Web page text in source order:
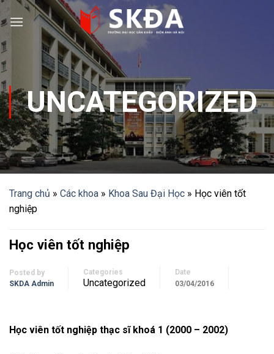
Skip
to
content
UNCATEGORIZED
Trang chủ » Các khoa » Khoa Sau Đại Học » Học viên tốt
nghiệp
Học viên tốt nghiệp
Posted by
SKDA Admin
Categories
Uncategorized
Date
03/04/2016
Học viên tốt nghiệp thạc sĩ khoá 1 (2000 – 2002)